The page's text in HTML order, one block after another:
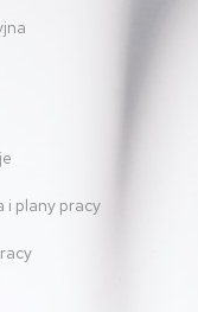
i plany pracy